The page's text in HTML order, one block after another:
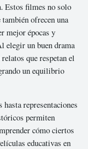
Estos filmes no solo
ofrecen una
mejor épocas y
elegir un buen drama
que respetan el
un equilibrio
representaciones
permiten
cómo ciertos
educativas en